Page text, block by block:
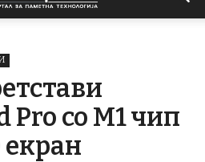
Pro со М1 чип